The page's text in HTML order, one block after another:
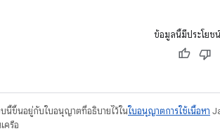
ข้อมูลนี้มีประโยช
บนี้ขึ้นอยู่กับใบอนุญาตที่อธิบายไว้ในใบอนุญาตการใช้เนื้อหา
ครือ